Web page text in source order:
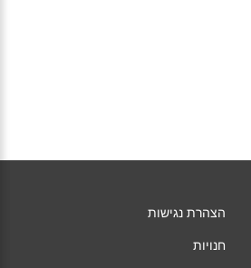
הצהרת נגישות
חנויות